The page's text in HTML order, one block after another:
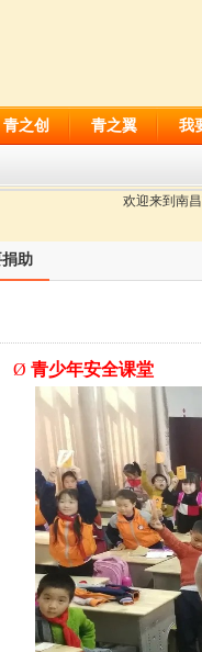
青之创 青之翼 我
欢迎来到南
助
Ø 青少年安全课堂